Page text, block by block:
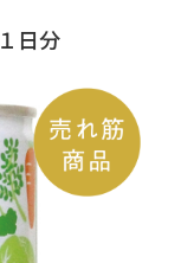
日分